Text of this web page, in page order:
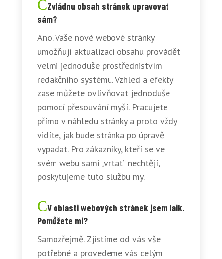
Zvládnu obsah stránek upravovat
sám?
Ano. Vaše nové webové stránky
umožňují aktualizaci obsahu provádět
velmi jednoduše prostřednistvím
redakčního systému. Vzhled a efekty
zase můžete ovlivňovat jednoduše
pomocí přesouvání myší. Pracujete
přímo v náhledu stránky a proto vždy
vidíte, jak bude stránka po úpravě
vypadat. Pro zákazníky, kteří se ve
svém webu sami „vrtat“ nechtějí,
poskytujeme tuto službu my.
V oblasti webových stránek jsem laik.
Pomůžete mi?
Samozřejmě. Zjistíme od vás vše
potřebné a provedeme vás celým